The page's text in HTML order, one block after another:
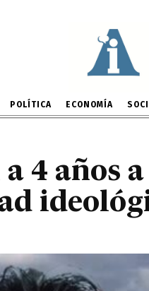
POLÍTICA ECONOMÍA
a 4
por
a 4 años